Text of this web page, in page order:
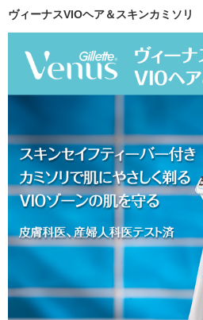
ヴィーナスVIOヘア＆スキンカミソリ